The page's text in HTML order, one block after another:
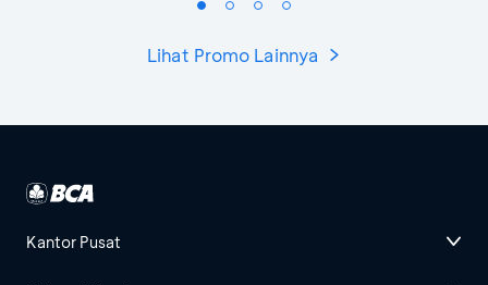
Lihat Promo Lainnya
Kantor Pusat